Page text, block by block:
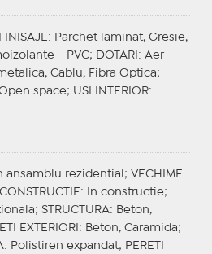
FINISAJE : Parchet laminat, Gresie,
- PVC;
DOTARI : Aer
Cablu, Fibra Optica;
space; USI INTERIOR:
ansamblu rezidential; VECHIME
: In constructie;
STRUCTURA: Beton,
EXTERIORI : Beton, Caramida;
: Polistiren expandat; PERETI